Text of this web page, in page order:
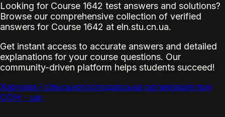
Looking for Course 1642 test answers and solutions?
Browse our comprehensive collection of verified
answers for Course 1642 at eln.stu.cn.ua.
Get instant access to accurate answers and detailed
explanations for your course questions. Our
community-driven platform helps students succeed!
Харчова і сільськогосподарська організація при
ООН - це: